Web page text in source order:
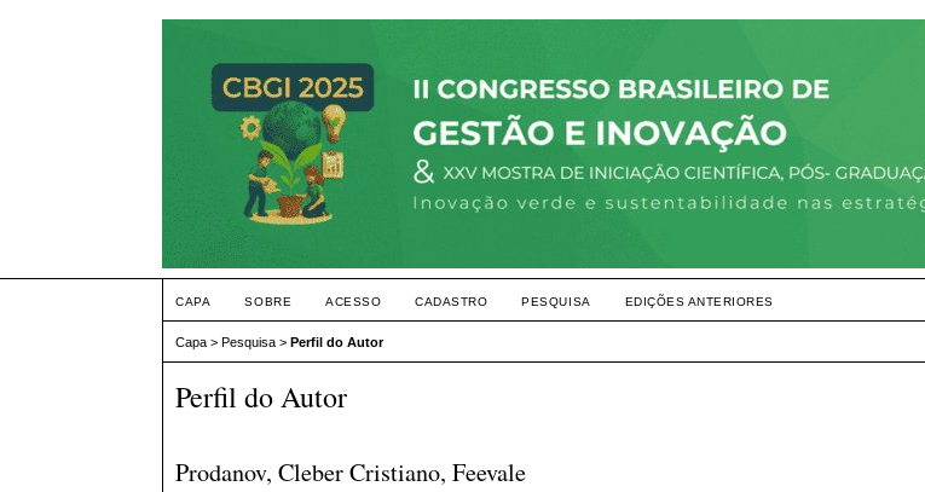
CAPA SOBRE ACESSO CADASTRO PESQUISA EDIÇÕES ANTERIORES
Capa >Pesquisa >Perfil do Autor
Perfil do Autor
Prodanov, Cleber Cristiano, Feevale